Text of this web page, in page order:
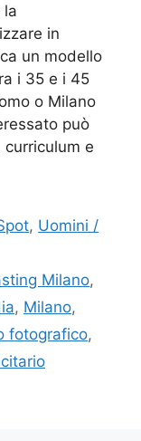
la
in
un modello
i 35 e i 45
o Milano
può
e
, Uomini /
Milano,
, Milano,
fotografico,